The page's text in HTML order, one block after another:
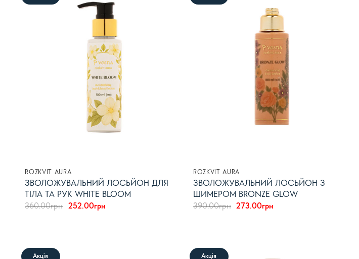
ROZKVIT AURA
ЗВОЛОЖУВАЛЬНИЙ ЛОСЬЙОН ДЛЯ
ТІЛА ТА РУК WHITE BLOOM
360.00грн
Оригінальна
252.00грнПоточна
ROZKVIT AURA
ЗВОЛОЖУВАЛЬНИЙ ЛОСЬЙОН З
ШИМЕРОМ BRONZE GLOW
390.00грн Оригінальна
273.00грн
Акція
Акція